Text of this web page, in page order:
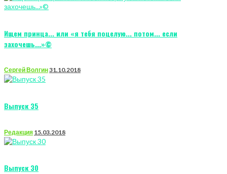
Ищем принца... или «я тебя поцелую... потом... если
захочешь...»©
Сергей Волгин31.10.2018
Выпуск 35
Редакция 15.03.2018
Выпуск 30